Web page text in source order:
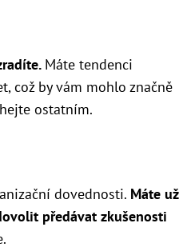
Máte tendenci
což by vám mohlo značně
ostatním.
dovednosti. Máte už
předávat zkušenosti